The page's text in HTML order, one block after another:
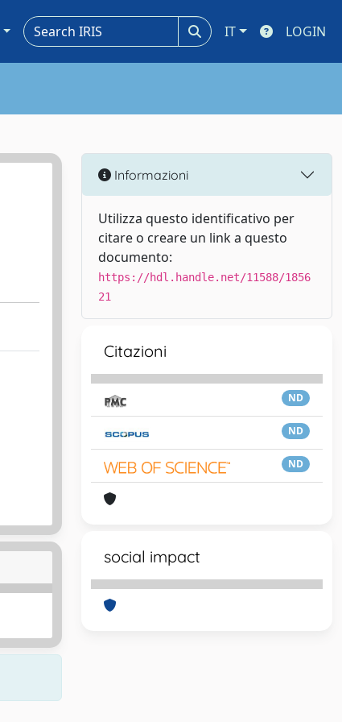
IT LOGIN
Informazioni
Utilizza questo identificativo per
citare o creare un link a questo
documento:
https://hdl.handle.net/11588/1856
21
Citazioni
ND
ND
ND
social impact